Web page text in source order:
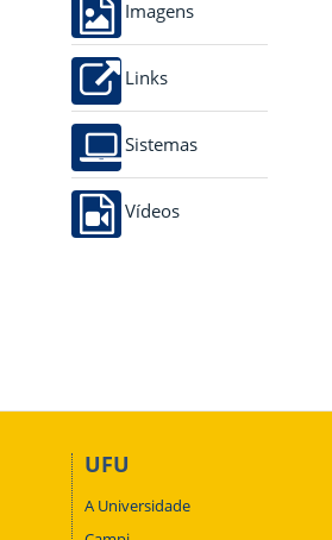
Imagens
Links
Sistemas
Vídeos
UFU
A Universidade